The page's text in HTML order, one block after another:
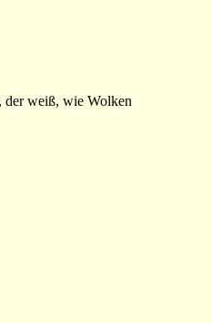
der weiß, wie Wolken